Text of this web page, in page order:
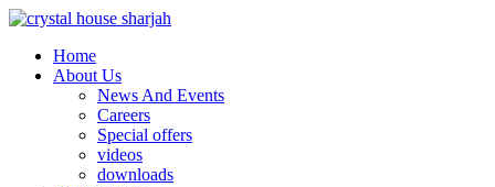
Home
About Us
News And Events
Careers
Special offers
videos
downloads